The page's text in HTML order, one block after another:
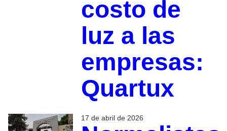
costo de
luz a las
empresas:
Quartux
17 de abril de 2026